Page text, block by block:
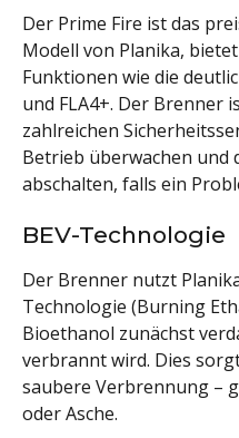
Der Prime Fire ist das
Modell von Planika,
Funktionen wie die
und FLA4+. Der Brenner
zahlreichen
Betrieb überwachen und
abschalten, falls ein
BEV-Technologie
Der Brenner nutzt
Technologie (Burning
Bioethanol zunächst
verbrannt wird. Dies
saubere Verbrennung –
oder Asche.